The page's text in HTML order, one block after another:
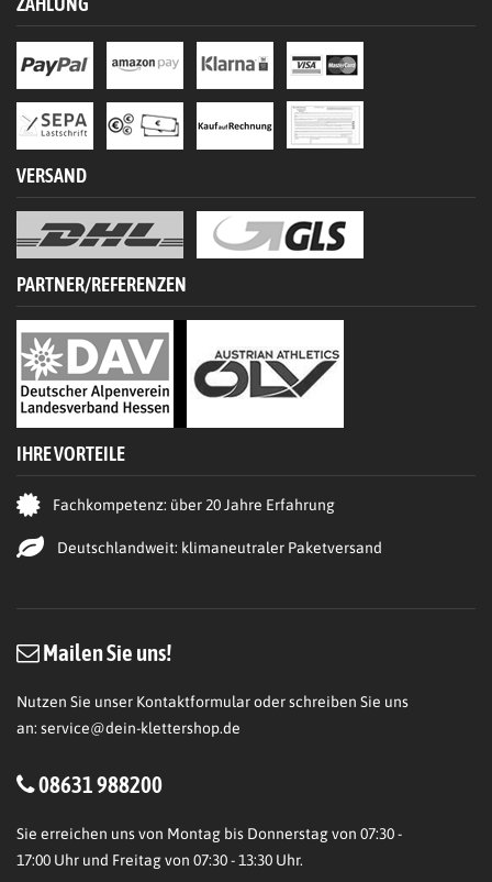
VERSAND
PARTNER/REFERENZEN
IHRE VORTEILE
Fachkompetenz: über 20 Jahre Erfahrung
Deutschlandweit: klimaneutraler Paketversand
Mailen Sie uns!
Nutzen Sie unser Kontaktformular oder schreiben Sie uns
an: service@dein-klettershop.de
08631 988200
Sie erreichen uns von Montag bis Donnerstag von 07:30 -
17:00 Uhr und Freitag von 07:30 - 13:30 Uhr.